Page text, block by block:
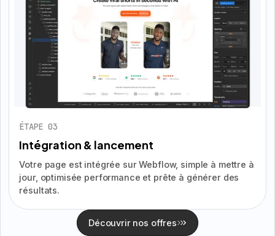
ÉTAPE 03
Intégration & lancement
Votre page est intégrée sur Webflow, simple à mettre à
jour, optimisée performance et prête à générer des
résultats.
Découvrir nos offres